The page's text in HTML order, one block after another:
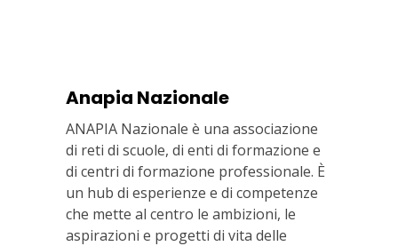
Anapia Nazionale
ANAPIA Nazionale è una associazione
di reti di scuole, di enti di formazione e
di centri di formazione professionale. È
un hub di esperienze e di competenze
che mette al centro le ambizioni, le
aspirazioni e progetti di vita delle